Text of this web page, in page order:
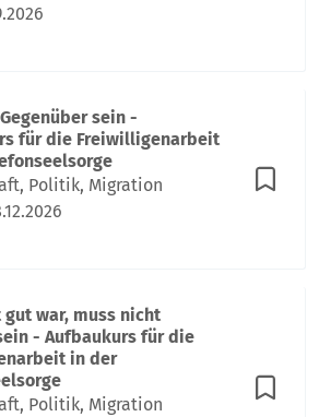
sein -
für die Freiwilligenarbeit
Politik, Migration
gut war, muss nicht
- Aufbaukurs für die
in der
Politik, Migration